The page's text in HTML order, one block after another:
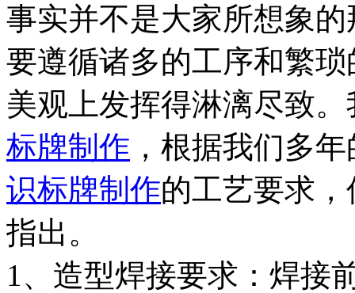
事实并不是大家所想象
要遵循诸多的工序和繁
美观上发挥得淋漓尽致
标牌制作 ，根据我们多
识标牌制作的工艺要求
指出。
1、造型焊接要求：焊接